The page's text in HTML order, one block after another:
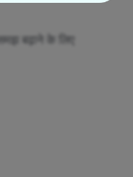
समझ बढ़ाने के लिए